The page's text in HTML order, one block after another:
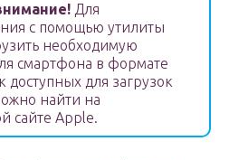
Для
с помощью утилиты
необходимую
смартфона в формате
доступных для загрузок
найти на
сайте Apple.